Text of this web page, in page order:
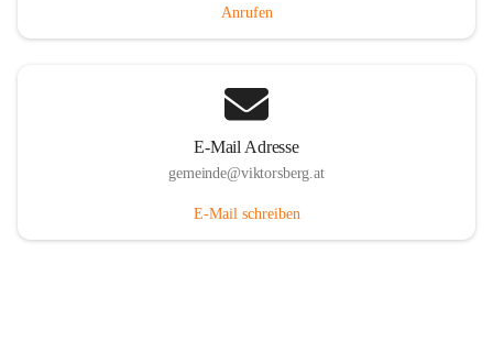
Anrufen
E-Mail Adresse
gemeinde@viktorsberg.at
E-Mail schreiben